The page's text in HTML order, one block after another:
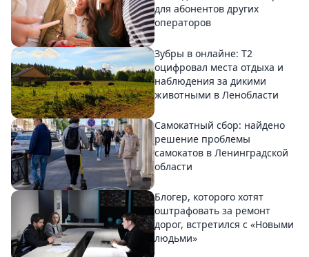
для абонентов других
операторов
Зубры в онлайне: Т2
оцифровал места отдыха и
наблюдения за дикими
животными в Ленобласти
Самокатный сбор: найдено
решение проблемы
самокатов в Ленинградской
области
Блогер, которого хотят
оштрафовать за ремонт
дорог, встретился с «Новыми
людьми»